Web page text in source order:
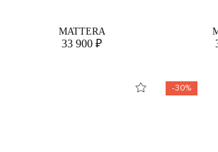
MATTERA
33 900 ₽
-30%